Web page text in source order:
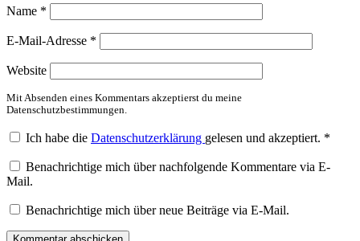
Name *
E-Mail-Adresse *
Website
Mit Absenden eines Kommentars akzeptierst du meine
Datenschutzbestimmungen.
Ich habe die Datenschutzerklärung gelesen und akzeptiert. *
Benachrichtige mich über nachfolgende Kommentare via E-
Mail.
Benachrichtige mich über neue Beiträge via E-Mail.